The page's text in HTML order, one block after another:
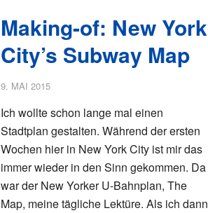
Making-of: New York
City’s Subway Map
9. MAI 2015
Ich wollte schon lange mal einen
Stadtplan gestalten. Während der ersten
Wochen hier in New York City ist mir das
immer wieder in den Sinn gekommen. Da
war der New Yorker U-Bahnplan, The
Map, meine tägliche Lektüre. Als ich dann